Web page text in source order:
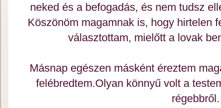
neked és a befogadás, és nem tudsz
Köszönöm magamnak is, hogy hirtelen
választottam, mielőtt a lovak
Másnap egészen másként éreztem
felébredtem.Olyan könnyű volt a